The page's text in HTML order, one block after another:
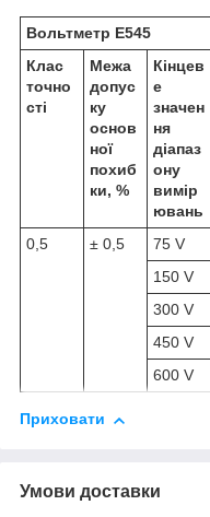
Вольтметр Е545
Клас
точно
сті
Межа
допус
ку
основ
ної
похиб
ки, %
Кінцев
е
значен
ня
діапаз
ону
вимір
ювань
0,5 ± 0,5 75 V
150 V
300 V
450 V
600 V
Приховати
Умови доставки